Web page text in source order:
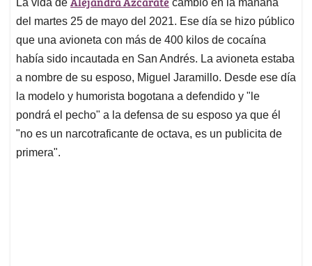
s
A
p
p
b
o
o
k
e
d
I
n
l
a
d
s
La vida de
cambió en la mañana
del martes 25 de mayo del 2021. Ese día se hizo público
que una avioneta con más de 400 kilos de cocaína
había sido incautada en San Andrés. La avioneta estaba
a nombre de su esposo, Miguel Jaramillo. Desde ese día
la modelo y humorista bogotana a defendido y "le
pondrá el pecho" a la defensa de su esposo ya que él
"no es un narcotraficante de octava, es un publicita de
primera".